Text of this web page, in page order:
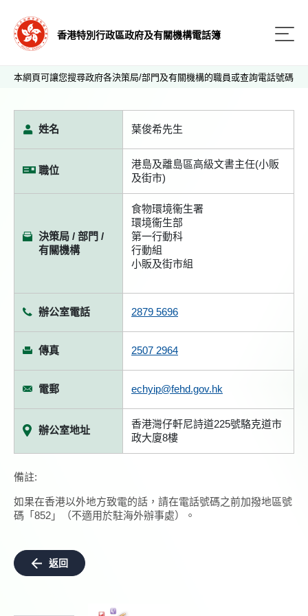
香港特別行政區政府及有關機構電話簿
本網頁可讓您搜尋政府各決策局/部門及有關機構的職員或查詢電話號碼
姓名 葉俊希先生
職位
港島及離島區高級文書主任(小販
及街市)
決策局 / 部門 /
有關機構
食物環境衞生署
環境衞生部
第一行動科
行動組
小販及街市組
辦公室電話 2879 5696
傳真 2507 2964
電郵 echyip@fehd.gov.hk
辦公室地址
香港灣仔軒尼詩道225號駱克道市
政大廈8樓
備註:
如果在香港以外地方致電的話，請在電話號碼之前加撥地區號
碼「852」（不適用於駐海外辦事處）。
返回